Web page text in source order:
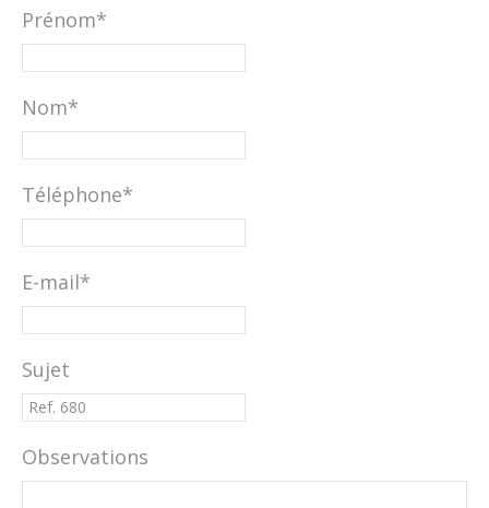
Prénom*
Nom*
Téléphone*
E-mail*
Sujet
Observations